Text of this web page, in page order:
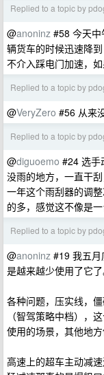
Replied to a topic by
@anoninz #58 今天
辆货车的时候迅速降
不介入踩电门加速，
Replied to a topic by
@VeryZero #56 从来
Replied to a topic by
@diguoemo #24 选手
没雨的地方，一直干
一年这个雨刮器的调
的多，感觉这不像是
Replied to a topic by
@anoninz #19 我五
是越来越少使用了它了
各种问题，压实线，
（智驾策略中档），
使用的场景，其他地
高速上的超车主动减